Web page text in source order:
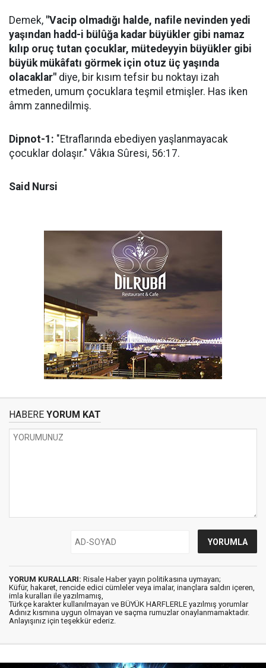
Demek, "Vacip olmadığı halde, nafile nevinden yedi
yaşından hadd-i bülûğa kadar büyükler gibi namaz
kılıp oruç tutan çocuklar, mütedeyyin büyükler gibi
büyük mükâfatı görmek için otuz üç yaşında
olacaklar" diye, bir kısım tefsir bu noktayı izah
etmeden, umum çocuklara teşmil etmişler. Has iken
âmm zannedilmiş.
Dipnot-1: "Etraflarında ebediyen yaşlanmayacak
çocuklar dolaşır." Vâkıa Sûresi, 56:17.
Said Nursi
HABERE YORUM KAT
YORUM KURALLARI: Risale Haber yayın politikasına uymayan;
Küfür, hakaret, rencide edici cümleler veya imalar, inançlara saldırı içeren,
imla kuralları ile yazılmamış,
Türkçe karakter kullanılmayan ve BÜYÜK HARFLERLE yazılmış yorumlar
Adınız kısmına uygun olmayan ve saçma rumuzlar onaylanmamaktadır.
Anlayışınız için teşekkür ederiz.